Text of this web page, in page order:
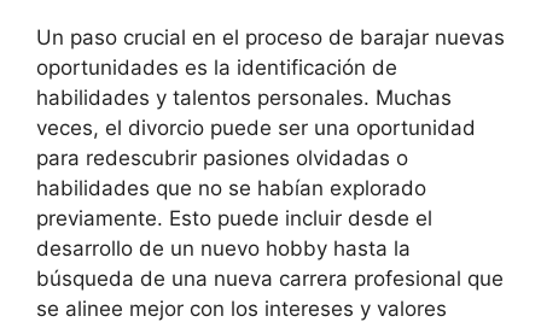
Un paso crucial en el proceso de barajar nuevas
oportunidades es la identificación de
habilidades y talentos personales. Muchas
veces, el divorcio puede ser una oportunidad
para redescubrir pasiones olvidadas o
habilidades que no se habían explorado
previamente. Esto puede incluir desde el
desarrollo de un nuevo hobby hasta la
búsqueda de una nueva carrera profesional que
se alinee mejor con los intereses y valores